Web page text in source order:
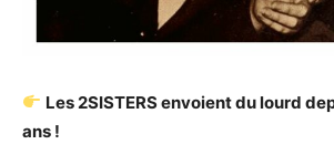
Les 2SISTERS envoient du lourd
ans !